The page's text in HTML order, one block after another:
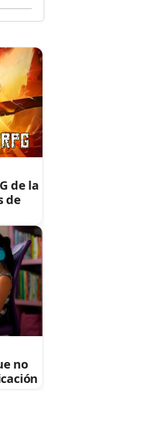
de la
de
no